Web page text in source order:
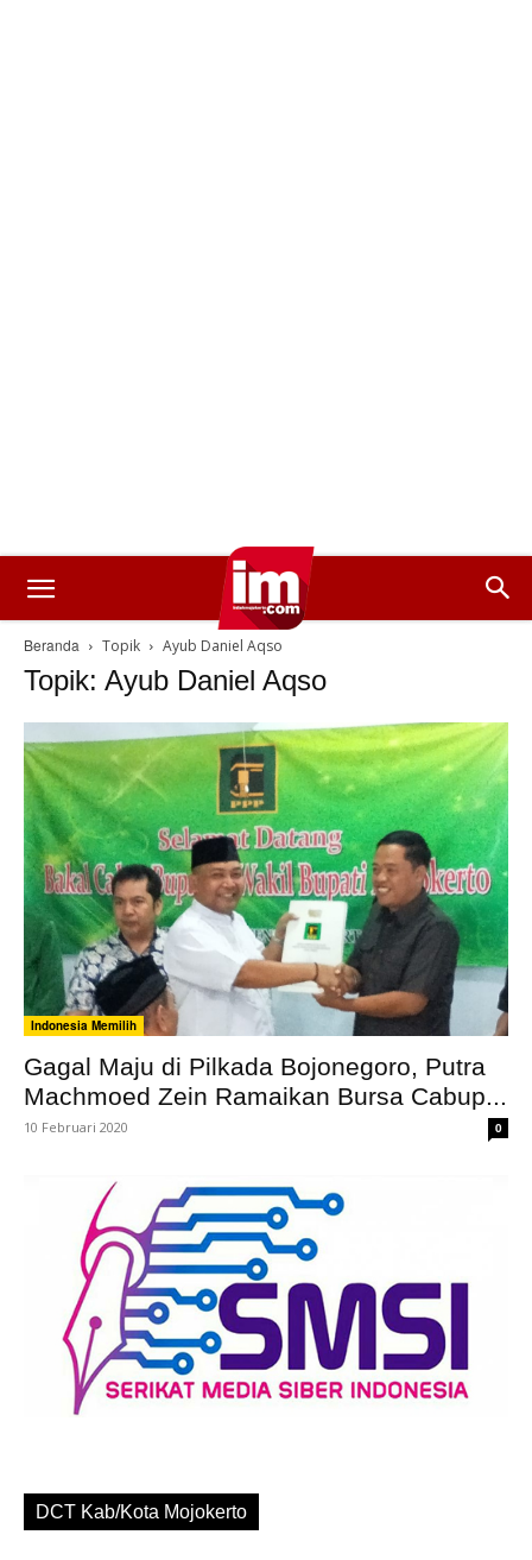
Beranda Topik Ayub Daniel Aqso
Topik: Ayub Daniel Aqso
Indonesia Memilih
Gagal Maju di Pilkada Bojonegoro, Putra
Machmoed Zein Ramaikan Bursa Cabup...
10 Februari 2020 0
DCT Kab/Kota Mojokerto